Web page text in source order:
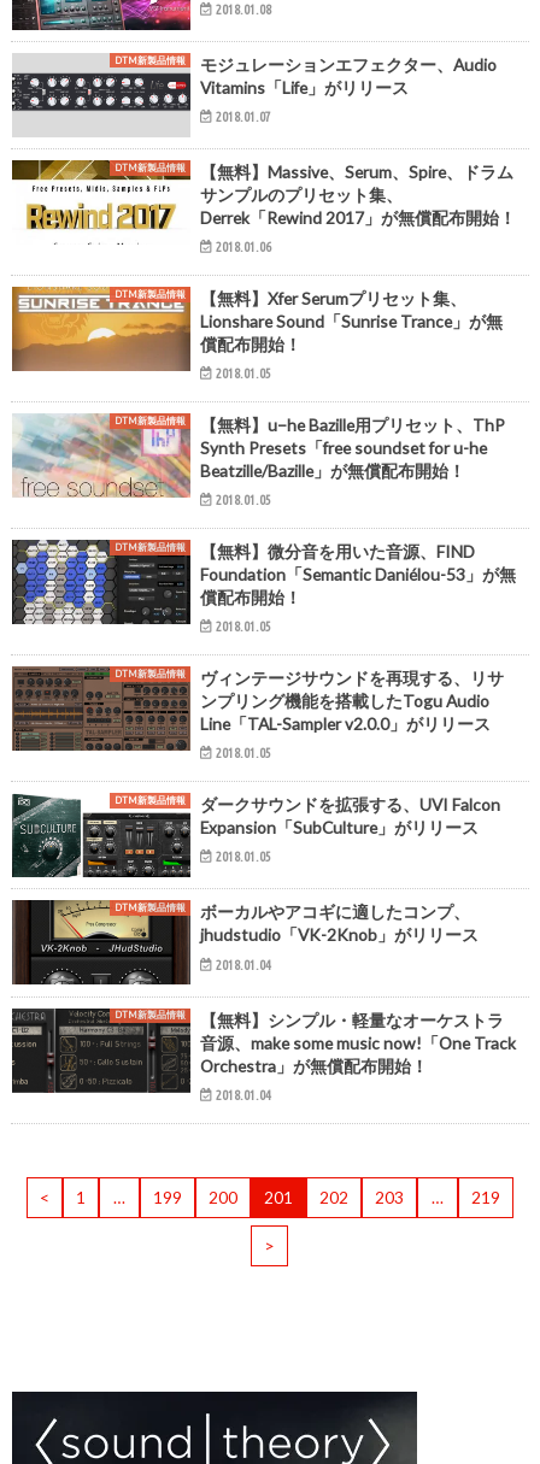
2018.01.08
DTM新製品情報
モジュレーションエフェクター、Audio
Vitamins「Life」がリリース
2018.01.07
DTM新製品情報
【無料】Massive、Serum、Spire、ドラム
サンプルのプリセット集、
Derrek「Rewind 2017」が無償配布開始！
2018.01.06
DTM新製品情報
【無料】Xfer Serumプリセット集、
Lionshare Sound「Sunrise Trance」が無
償配布開始！
2018.01.05
DTM新製品情報
【無料】u−he Bazille用プリセット、ThP
Synth Presets「free soundset for u-he
Beatzille/Bazille」が無償配布開始！
2018.01.05
DTM新製品情報
【無料】微分音を用いた音源、FIND
Foundation「Semantic Daniélou-53」が無
償配布開始！
2018.01.05
DTM新製品情報
ヴィンテージサウンドを再現する、リサ
ンプリング機能を搭載したTogu Audio
Line「TAL-Sampler v2.0.0」がリリース
2018.01.05
DTM新製品情報
ダークサウンドを拡張する、UVI Falcon
Expansion「SubCulture」がリリース
2018.01.05
DTM新製品情報
ボーカルやアコギに適したコンプ、
jhudstudio「VK-2Knob」がリリース
2018.01.04
DTM新製品情報
【無料】シンプル・軽量なオーケストラ
音源、make some music now!「One Track
Orchestra」が無償配布開始！
2018.01.04
< 1 … 199 200 201 202 203 … 219
>